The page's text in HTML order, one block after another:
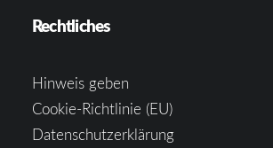
Rechtliches
Hinweis geben
Cookie-Richtlinie (EU)
Datenschutzerklärung